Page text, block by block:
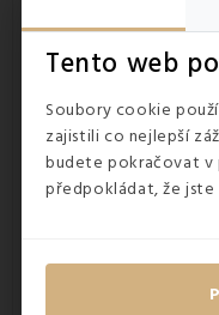
Tento web
Soubory cookie
zajistili co nejlepší
budete pokračovat v
předpokládat, že jste